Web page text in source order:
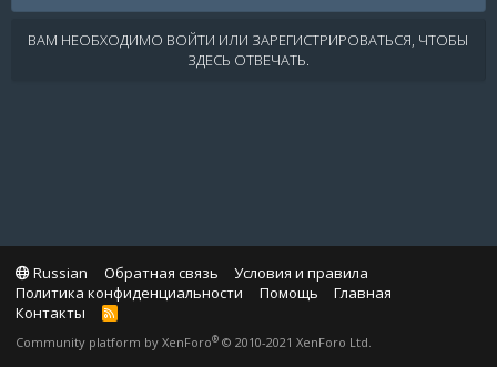
ВАМ НЕОБХОДИМО ВОЙТИ ИЛИ ЗАРЕГИСТРИРОВАТЬСЯ, ЧТОБЫ
ЗДЕСЬ ОТВЕЧАТЬ.
Russian Обратная связь
Условия и правила
Политика конфиденциальности
Помощь
Главная
Контакты
R
S
Community platform by XenForo® © 2010-2021 XenForo Ltd.